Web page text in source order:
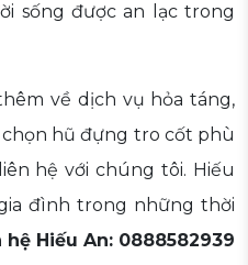
sống được an lạc trong
về dịch vụ hỏa táng,
hũ đựng tro cốt phù
hệ với chúng tôi. Hiếu
đình trong những thời
hệ Hiếu An: 0888582939